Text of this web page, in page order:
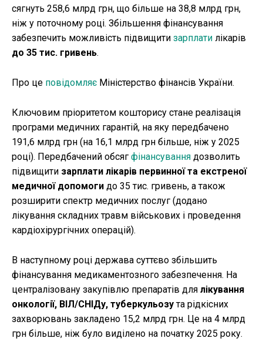
сягнуть 258,6 млрд грн, що більше на 38,8 млрд грн,
ніж у поточному році. Збільшення фінансування
забезпечить можливість підвищити зарплати лікарів
до 35 тис. гривень.
Про це повідомляє Міністерство фінансів України.
Ключовим пріоритетом кошторису стане реалізація
програми медичних гарантій, на яку передбачено
191,6 млрд грн (на 16,1 млрд грн більше, ніж у 2025
році). Передбачений обсяг фінансування дозволить
підвищити зарплати лікарів первинної та екстреної
медичної допомоги до 35 тис. гривень, а також
розширити спектр медичних послуг (додано
лікування складних травм військових і проведення
кардіохірургічних операцій).
В наступному році держава суттєво збільшить
фінансування медикаментозного забезпечення. На
централізовану закупівлю препаратів для лікування
онкології, ВІЛ/СНІДу, туберкульозута рідкісних
захворювань закладено 15,2 млрд грн. Це на 4 млрд
грн більше, ніж було виділено на початку 2025 року.